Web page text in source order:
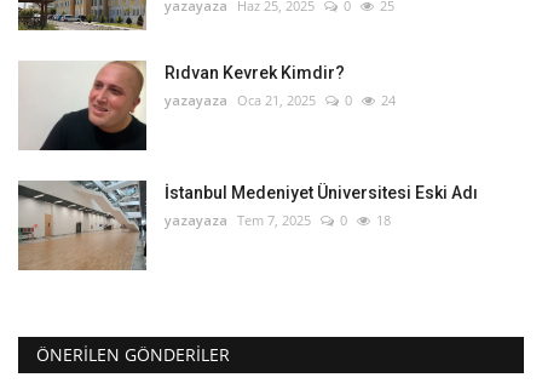
yazayaza Haz 25, 2025 0 25
Rıdvan Kevrek Kimdir?
yazayaza Oca 21, 2025 0 24
İstanbul Medeniyet Üniversitesi Eski Adı
yazayaza Tem 7, 2025 0 18
ÖNERILEN GÖNDERILER